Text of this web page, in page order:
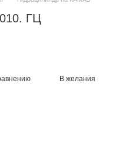
ГЦ
В желания